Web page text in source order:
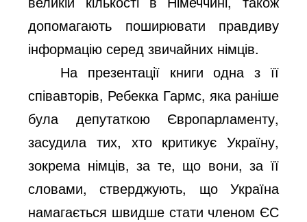
допомагають поширювати правдиву
інформацію серед звичайних німців.
На презентації книги одна з її
співавторів, Ребекка Гармс, яка раніше
була депутаткою Європарламенту,
засудила тих, хто критикує Україну,
зокрема німців, за те, що вони, за її
словами, стверджують, що Україна
намагається швидше стати членом ЄС